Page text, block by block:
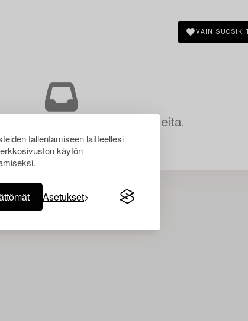
tallentamiseen laitteellesi
käytön
Asetukset
VAIN SUOSIKIT
hakuasi vastaavia kohteita.